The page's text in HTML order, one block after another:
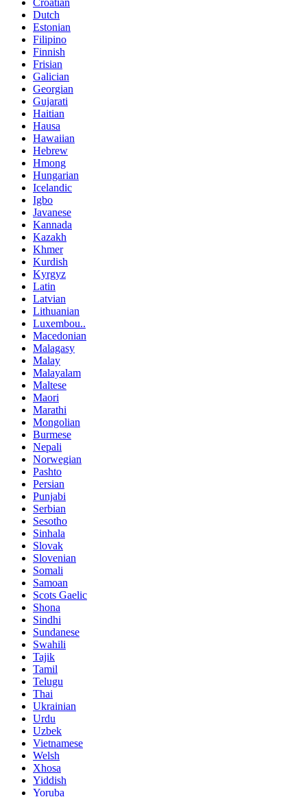
Dutch
Estonian
Filipino
Finnish
Frisian
Galician
Georgian
Gujarati
Haitian
Hausa
Hawaiian
Hebrew
Hmong
Hungarian
Icelandic
Igbo
Javanese
Kannada
Kazakh
Khmer
Kurdish
Kyrgyz
Latin
Latvian
Lithuanian
Luxembou..
Macedonian
Malagasy
Malay
Malayalam
Maltese
Maori
Marathi
Mongolian
Burmese
Nepali
Norwegian
Pashto
Persian
Punjabi
Serbian
Sesotho
Sinhala
Slovak
Slovenian
Somali
Samoan
Scots Gaelic
Shona
Sindhi
Sundanese
Swahili
Tajik
Tamil
Telugu
Thai
Ukrainian
Urdu
Uzbek
Vietnamese
Welsh
Xhosa
Yiddish
Yoruba